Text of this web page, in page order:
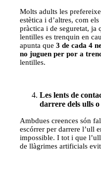
Molts adults les
estètica i d’altres, com
pràctica i de seguretat, ja
lentilles es trenquin en
apunta que3 de cada 4
no juguen per por a
lentilles.
Les lents de
darrere dels ulls o
Ambdues creences són
escórrer per darrere l’ull
impossible. I tot i que
de llàgrimes artificials